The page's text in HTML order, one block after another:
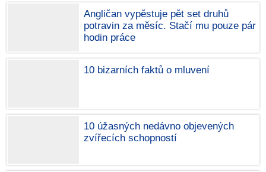
Angličan vypěstuje pět set druhů
potravin za měsíc. Stačí mu pouze pár
hodin práce
10 bizarních faktů o mluvení
10 úžasných nedávno objevených
zvířecích schopností